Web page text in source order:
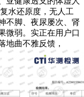
水还原度，无人工
不脚、夜尿屡次、肾
微弱。实正在用户口
地曲不雅反馈，